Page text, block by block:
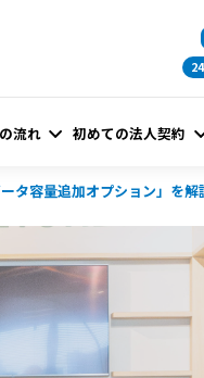
流れ 初めての法人契約
タ容量追加オプション」を解